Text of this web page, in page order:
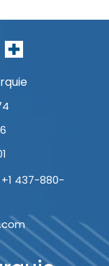
+1 437-880-